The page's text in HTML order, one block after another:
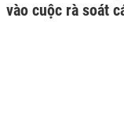
vào cuộc rà soát